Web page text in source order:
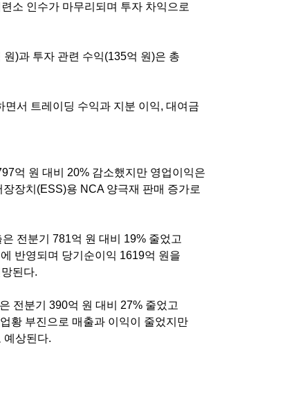
소 인수가 마무리되며 투자 차익으로
원)과 투자 관련 수익(135억 원)은 총
서 트레이딩 수익과 지분 이익, 대여금
억 원 대비 20% 감소했지만 영업이익은
장치 (ESS)용 NCA 양극재 판매 증가로
전분기 781억 원 대비 19% 줄었고
반영되며 당기순이익 1619억 원을
된다.
전분기 390억 원 대비 27% 줄었고
황 부진으로 매출과 이익이 줄었지만
예상된다.